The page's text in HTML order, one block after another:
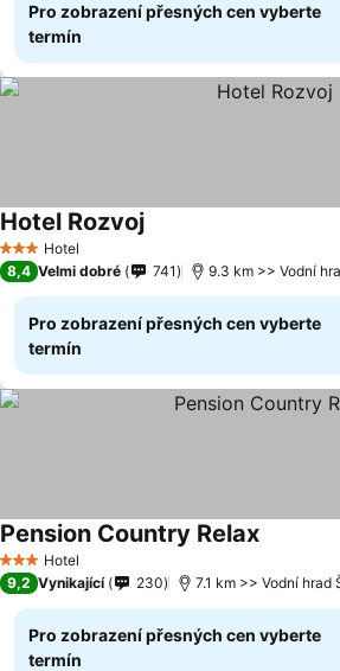
Pro zobrazení přesných cen vyberte
termín
3 Počet hvězdiček
Hotel
Hotel Rozvoj
8,4 Velmi dobré 741 9.3 km >> Vodní
Pro zobrazení přesných cen vyberte
termín
3 Počet hvězdiček
Hotel
Pension Country Relax
9,2 Vynikající 230 7.1 km >> Vodní hrad
Pro zobrazení přesných cen vyberte
termín